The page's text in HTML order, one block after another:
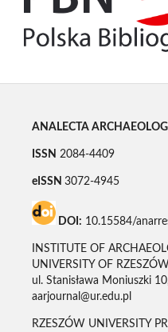
ANALECTA
ISSN 2084-4409
eISSN 3072-4945
DOI: 10.15584/
INSTITUTE OF
UNIVERSITY OF RZESZÓW
ul. Stanisława Moniuszki
aarjournal@ur.edu.pl
RZESZÓW UNIVERSITY